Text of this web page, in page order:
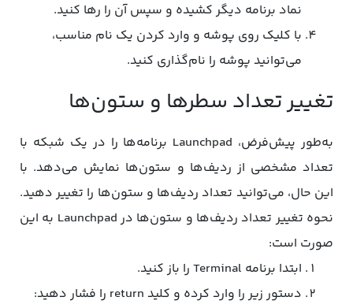
نماد برنامه دیگر کشیده و سپس آن را رها کنید.
با کلیک روی پوشه و وارد کردن یک نام مناسب،
می‌توانید پوشه را نام‌گذاری کنید.
تغییر تعداد سطرها و ستون‌ها
به‌طور پیش‌فرض، Launchpad برنامه‌ها را در یک شبکه با
تعداد مشخصی از ردیف‌ها و ستون‌ها نمایش می‌دهد. با
این حال، می‌توانید تعداد ردیف‌ها و ستون‌ها را تغییر دهید.
نحوه تغییر تعداد ردیف‌ها و ستون‌ها در Launchpad به این
صورت است:
ابتدا برنامه Terminal را باز کنید.
دستور زیر را وارد کرده و کلید return را فشار دهید: